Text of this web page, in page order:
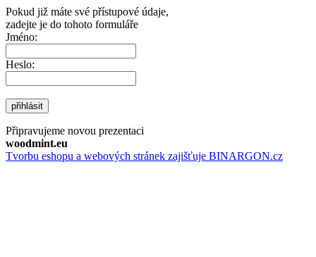
Pokud již máte své přístupové údaje,
zadejte je do tohoto formuláře
Jméno:
Heslo:
přihlásit
Připravujeme novou prezentaci
woodmint.eu
Tvorbu eshopu a webových stránek zajišťuje BINARGON.cz